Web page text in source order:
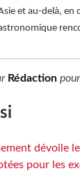
et au-delà,
Rédaction pour
dévoile
pour les